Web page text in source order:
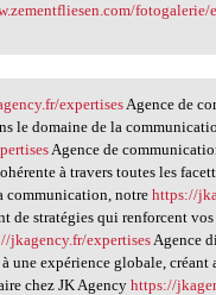
fotogalerie/
jkagency
expertises Agence de
le domaine de la
Agence de
à travers toutes les
communication, notrehttps://
de stratégies qui renforcent
jkagency.fr/expertises Agence
une expérience globale,
chez JK Agencyhttps://